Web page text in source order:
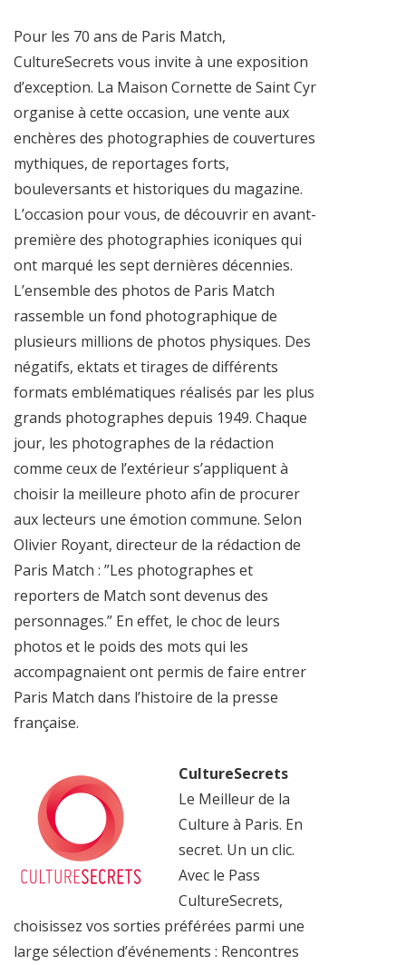
Pour les 70 ans de Paris Match,
CultureSecrets vous invite à une exposition
d’exception. La Maison Cornette de Saint Cyr
organise à cette occasion, une vente aux
enchères des photographies de couvertures
mythiques, de reportages forts,
bouleversants et historiques du magazine.
L’occasion pour vous, de découvrir en avant-
première des photographies iconiques qui
ont marqué les sept dernières décennies.
L’ensemble des photos de Paris Match
rassemble un fond photographique de
plusieurs millions de photos physiques. Des
négatifs, ektats et tirages de différents
formats emblématiques réalisés par les plus
grands photographes depuis 1949. Chaque
jour, les photographes de la rédaction
comme ceux de l’extérieur s’appliquent à
choisir la meilleure photo afin de procurer
aux lecteurs une émotion commune. Selon
Olivier Royant, directeur de la rédaction de
Paris Match : ”Les photographes et
reporters de Match sont devenus des
personnages.” En effet, le choc de leurs
photos et le poids des mots qui les
accompagnaient ont permis de faire entrer
Paris Match dans l’histoire de la presse
française.
CultureSecrets
Le Meilleur de la
Culture à Paris. En
secret. Un un clic.
Avec le Pass
CultureSecrets,
choisissez vos sorties préférées parmi une
large sélection d’événements : Rencontres